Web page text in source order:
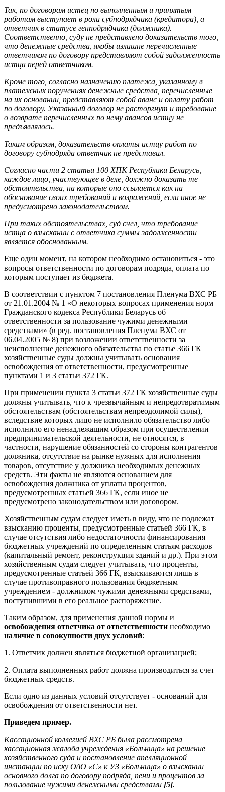
Так, по договорам истец по выполненным и принятым
работам выступает в роли субподрядчика (кредитора), а
ответчик в статусе генподрядчика (должника).
Соответственно, суду не представлено доказательств того,
что денежные средства, якобы излишне перечисленные
ответчиком по договору представляют собой задолженность
истца перед ответчиком.
Кроме того, согласно назначению платежа, указанному в
платежных поручениях денежные средства, перечисленные
на их основании, представляют собой аванс и оплату работ
по договору. Указанный договор не расторгнут и требование
о возврате перечисленных по нему авансов истцу не
предъявлялось.
Таким образом, доказательств оплаты истцу работ по
договору субподряда ответчик не представил.
Согласно части 2 статьи 100 ХПК Республики Беларусь,
каждое лицо, участвующее в деле, должно доказать те
обстоятельства, на которые оно ссылается как на
обоснование своих требований и возражений, если иное не
предусмотрено законодательством.
При таких обстоятельствах, суд счел, что требование
истца о взыскании с ответчика суммы задолженности
является обоснованным.
Еще один момент, на котором необходимо остановиться - это
вопросы ответственности по договорам подряда, оплата по
которым поступает из бюджета.
В соответствии с пунктом 7 постановления Пленума ВХС РБ
от 21.01.2004 № 1 «О некоторых вопросах применения норм
Гражданского кодекса Республики Беларусь об
ответственности за пользование чужими денежными
средствами» (в ред. постановления Пленума ВХС от
06.04.2005 № 8) при возложении ответственности за
неисполнение денежного обязательства по статье 366 ГК
хозяйственные суды должны учитывать основания
освобождения от ответственности, предусмотренные
пунктами 1 и 3 статьи 372 ГК.
При применении пункта 3 статьи 372 ГК хозяйственные суды
должны учитывать, что к чрезвычайным и непредотвратимым
обстоятельствам (обстоятельствам непреодолимой силы),
вследствие которых лицо не исполнило обязательство либо
исполнило его ненадлежащим образом при осуществлении
предпринимательской деятельности, не относятся, в
частности, нарушение обязанностей со стороны контрагентов
должника, отсутствие на рынке нужных для исполнения
товаров, отсутствие у должника необходимых денежных
средств. Эти факты не являются основанием для
освобождения должника от уплаты процентов,
предусмотренных статьей 366 ГК, если иное не
предусмотрено законодательством или договором.
Хозяйственным судам следует иметь в виду, что не подлежат
взысканию проценты, предусмотренные статьей 366 ГК, в
случае отсутствия либо недостаточности финансирования
бюджетных учреждений по определенным статьям расходов
(капитальный ремонт, реконструкция зданий и др.). При этом
хозяйственным судам следует учитывать, что проценты,
предусмотренные статьей 366 ГК, взыскиваются лишь в
случае противоправного пользования бюджетным
учреждением - должником чужими денежными средствами,
поступившими в его реальное распоряжение.
Таким образом, для применения данной нормы и
освобождения ответчика от ответственности необходимо
наличие в совокупности двух условий:
1. Ответчик должен являться бюджетной организацией;
2. Оплата выполненных работ должна производиться за счет
бюджетных средств.
Если одно из данных условий отсутствует - оснований для
освобождения от ответственности нет.
Приведем пример.
Кассационной коллегией ВХС РБ была рассмотрена
кассационная жалоба учреждения «Больница» на решение
хозяйственного суда и постановление апелляционной
инстанции по иску ОАО «С» к УЗ «Больница» о взыскании
основного долга по договору подряда, пени и процентов за
пользование чужими денежными средствами [5].